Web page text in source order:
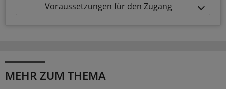
Voraussetzungen für den Zugang
MEHR ZUM THEMA